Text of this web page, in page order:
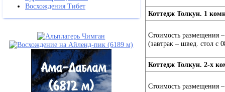
Восхождения Тибет
Коттедж Толкун. 1
Стоимость размещения
(завтрак – швед. стол с
Коттедж Толкун. 2-х
Стоимость размещения